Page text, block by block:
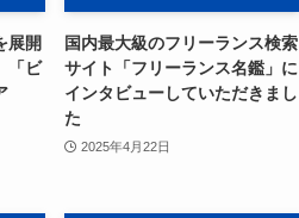
展開
「ビ
国内最大級のフリーランス検索
サイト「フリーランス名鑑」に
インタビューしていただきまし
た
2025年4月22日